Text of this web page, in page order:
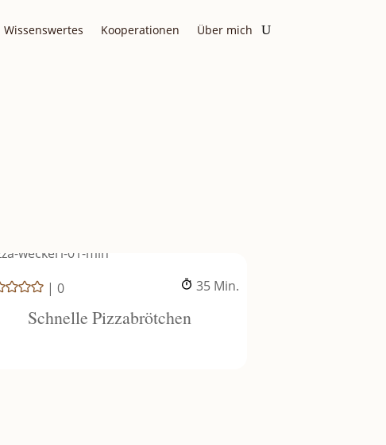
Wissenswertes Kooperationen Über mich
|0 35Minuten
Min.
Schnelle Pizzabrötchen